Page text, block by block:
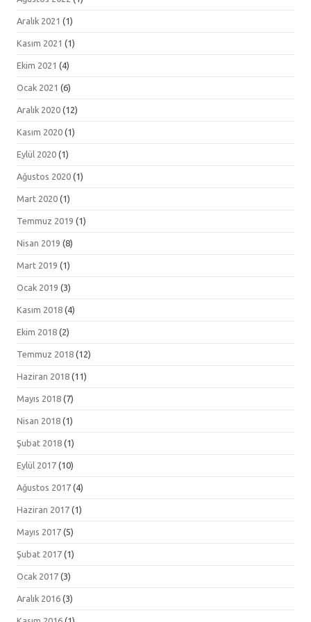
Aralık 2021 (1)
Kasım 2021 (1)
Ekim 2021 (4)
Ocak 2021 (6)
Aralık 2020 (12)
Kasım 2020 (1)
Eylül 2020 (1)
Ağustos 2020 (1)
Mart 2020 (1)
Temmuz 2019 (1)
Nisan 2019 (8)
Mart 2019 (1)
Ocak 2019 (3)
Kasım 2018 (4)
Ekim 2018 (2)
Temmuz 2018 (12)
Haziran 2018 (11)
Mayıs 2018 (7)
Nisan 2018 (1)
Şubat 2018 (1)
Eylül 2017 (10)
Ağustos 2017 (4)
Haziran 2017 (1)
Mayıs 2017 (5)
Şubat 2017 (1)
Ocak 2017 (3)
Aralık 2016 (3)